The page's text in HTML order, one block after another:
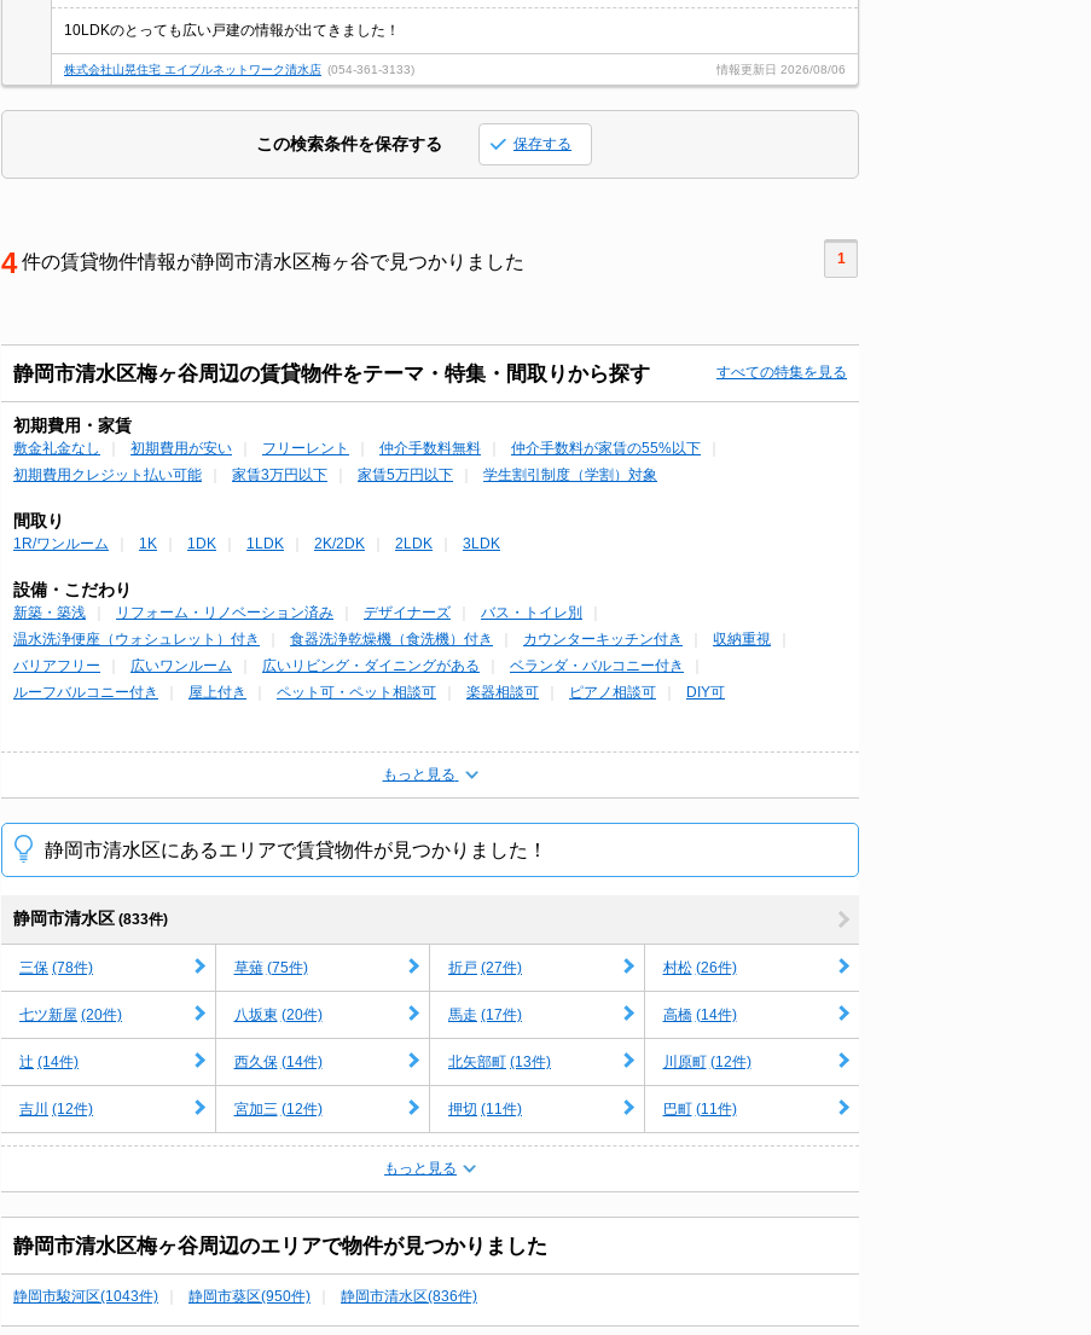
10LDKのとっても広い戸建の情報が出てきました！
株式会社山晃住宅 エイブルネットワーク清水店 (054-361-3133) 情報更新日 2026/08/06
この検索条件を保存する 保存する
4 件の賃貸物件情報が静岡市清水区梅ヶ谷で見つかりました 1
静岡市清水区梅ヶ谷周辺の賃貸物件をテーマ・特集・間取りから探す すべての特集を見る
初期費用・家賃
敷金礼金なし 初期費用が安い フリーレント 仲介手数料無料
仲介手数料が家賃の55%以下
初期費用クレジット払い可能
家賃3万円以下 家賃5万円以下 学生割引制度（学割）対象
間取り
1R/ワンルーム 1K 1DK 1LDK 2K/2DK 2LDK 3LDK
設備・こだわり
新築・築浅 リフォーム・リノベーション済み デザイナーズ
バス・トイレ別
温水洗浄便座（ウォシュレット）付き
食器洗浄乾燥機（食洗機）付き カウンターキッチン付き
収納重視
バリアフリー
広いワンルーム 広いリビング・ダイニングがある
ベランダ・バルコニー付き
ルーフバルコニー付き
屋上付き ペット可・ペット相談可 楽器相談可 ピアノ相談可 DIY可
もっと見る
静岡市清水区にあるエリアで賃貸物件が見つかりました！
静岡市清水区 (833件)
三保 (78件) 草薙 (75件) 折戸 (27件) 村松 (26件)
七ツ新屋 (20件) 八坂東 (20件) 馬走 (17件) 高橋 (14件)
辻 (14件) 西久保 (14件) 北矢部町 (13件) 川原町 (12件)
吉川 (12件) 宮加三 (12件) 押切 (11件) 巴町 (11件)
もっと見る
静岡市清水区梅ヶ谷周辺のエリアで物件が見つかりました
静岡市駿河区(1043件) 静岡市葵区(950件) 静岡市清水区(836件)